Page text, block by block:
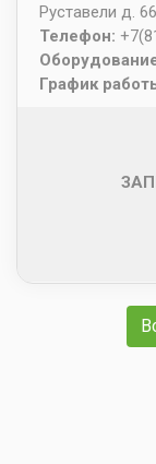
Руставели д.
Телефон:
График